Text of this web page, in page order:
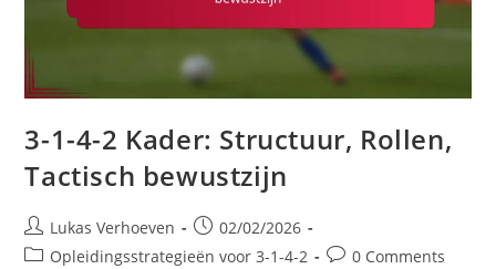
3-1-4-2 Kader: Structuur, Rollen,
Tactisch bewustzijn
Post
author:
Lukas Verhoeven
Post
published:
02/02/2026
PostOpleidingsstrategieën voor 3-1-4-2
Post0 Comments